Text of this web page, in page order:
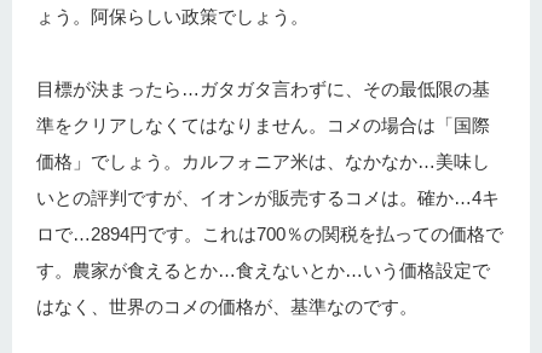
ょう。阿保らしい政策でしょう。
目標が決まったら…ガタガタ言わずに、その最低限の基
準をクリアしなくてはなりません。コメの場合は「国際
価格」でしょう。カルフォニア米は、なかなか…美味し
いとの評判ですが、イオンが販売するコメは。確か…4キ
ロで…2894円です。これは700％の関税を払っての価格で
す。農家が食えるとか…食えないとか…いう価格設定で
はなく、世界のコメの価格が、基準なのです。